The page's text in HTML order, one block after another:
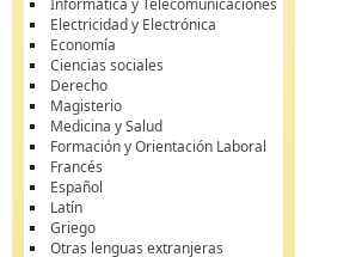
Informática y Telecomunicaciones
Electricidad y Electrónica
Economía
Ciencias sociales
Derecho
Magisterio
Medicina y Salud
Formación y Orientación Laboral
Francés
Español
Latín
Griego
Otras lenguas extranjeras